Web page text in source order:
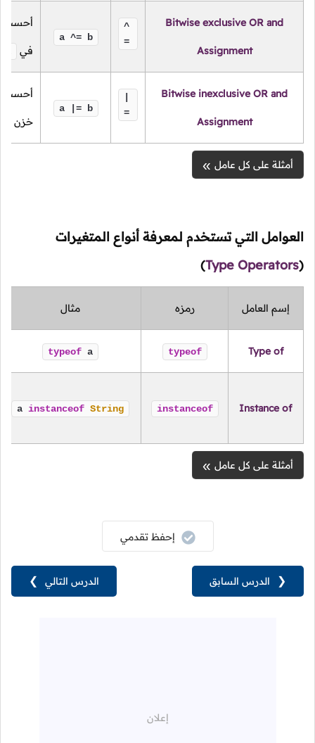
Bitwise exclusive OR and
Assignment
^
=
a ^= b
أحسب
في
Bitwise inexclusive OR and
Assignment
=
a |= b
أحسب
خزن
أمثلة على كل عامل
العوامل التي تستخدم لمعرفة أنواع المتغيرات
(
Type Operators
)
إسم العامل رمزه مثال
Type of
typeof
typeof a
Instance of
instanceof
a instanceof String
أمثلة على كل عامل
الدرس التالي ❯
إحفظ تقدمي
❮ الدرس السابق